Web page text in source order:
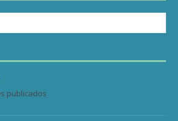
publicados